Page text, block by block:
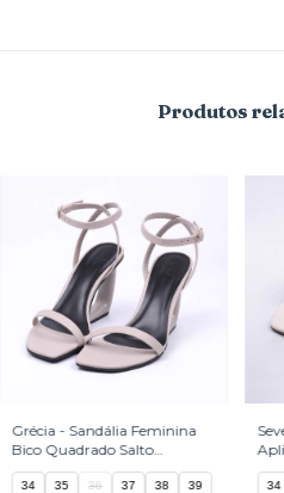
Produtos
Grécia - Sandália Feminina
Bico Quadrado Salto
Geométrico Cinza
34 35 36 37 38 39 34